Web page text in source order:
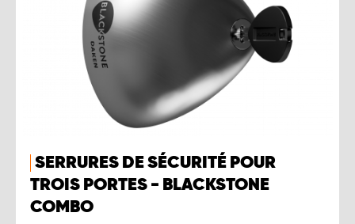
SERRURES DE SÉCURITÉ POUR
TROIS PORTES - BLACKSTONE
COMBO